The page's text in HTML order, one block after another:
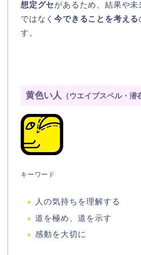
想定グセがあるため、結果や
ではなく今できることを考える
す。
黄色い人 （ウエイブスペル・潜
キーワード
人の気持ちを理解する
道を極め、道を示す
感動を大切に